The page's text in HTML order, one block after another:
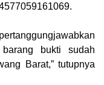
bukti sudah
Barat,” tutupnya